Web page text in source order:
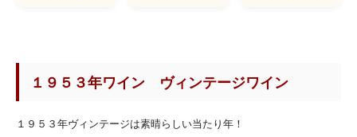
１９５３年ワイン ヴィンテージワイン
１９５３年ヴィンテージは素晴らしい当たり年！